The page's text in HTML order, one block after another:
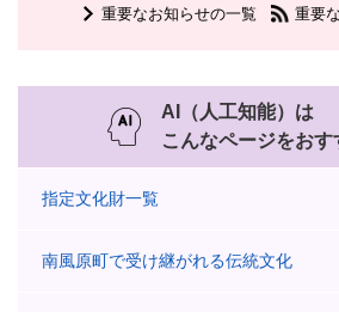
重要なお知らせの一覧 重要
AI（人工知能）は
こんなページをおす
指定文化財一覧
南風原町で受け継がれる伝統文化